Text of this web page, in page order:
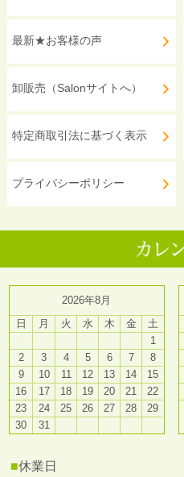
最新★お客様の声
卸販売（Salonサイトへ）
特定商取引法に基づく表示
プライバシーポリシー
2026年8月
日
月 火 水 木 金
土
1
2
3 4 5 6 7
8
9
10 11 12 13 14
15
16
17 18 19 20 21
22
23
24 25 26 27 28
29
30
31
■休業日